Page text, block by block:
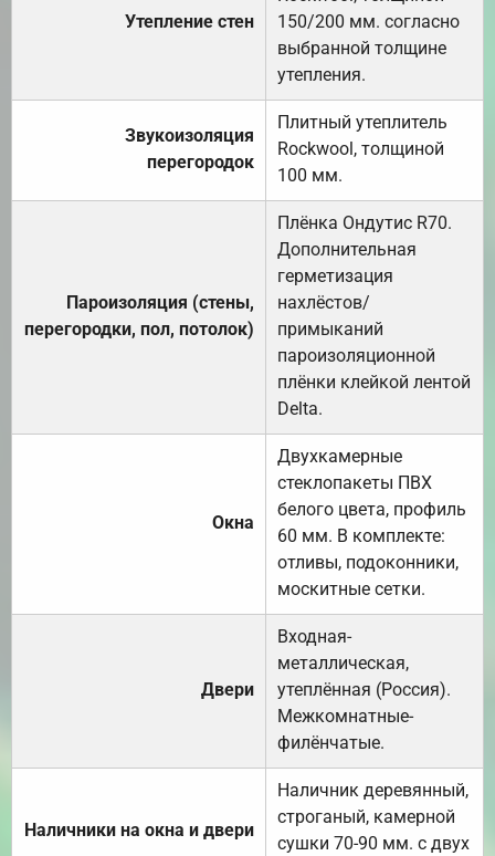
Утепление стен
150/200 мм. согласно
выбранной толщине
утепления.
Звукоизоляция
перегородок
Плитный утеплитель
Rockwool, толщиной
100 мм.
Пароизоляция (стены,
перегородки, пол, потолок)
Плёнка Ондутис R70.
Дополнительная
герметизация
нахлёстов/
примыканий
пароизоляционной
плёнки клейкой лентой
Delta.
Окна
Двухкамерные
стеклопакеты ПВХ
белого цвета, профиль
60 мм. В комплекте:
отливы, подоконники,
москитные сетки.
Двери
Входная-
металлическая,
утеплённая (Россия).
Межкомнатные-
филёнчатые.
Наличники на окна и двери
Наличник деревянный,
строганый, камерной
сушки 70-90 мм. с двух